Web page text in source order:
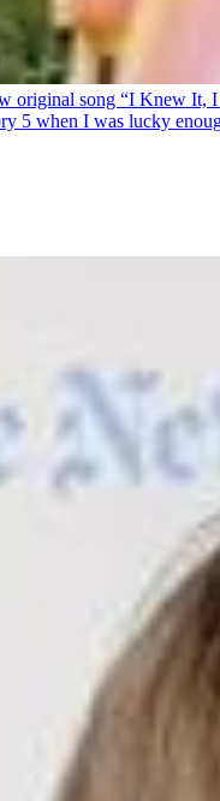
song “I Knew It, I
when I was lucky